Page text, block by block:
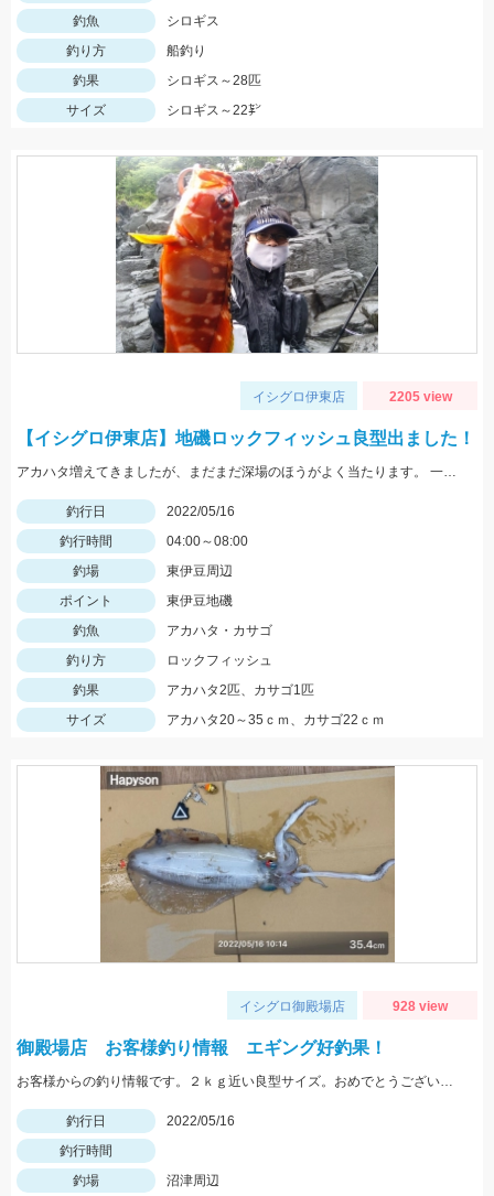
釣魚
シロギス
釣り方
船釣り
釣果
シロギス～28匹
サイズ
シロギス～22㌢
イシグロ伊東店 2205 view
【イシグロ伊東店】地磯ロックフィッシュ良型出ました！
アカハタ増えてきましたが、まだまだ深場のほうがよく当たります。 一誠ジャコバグ3.2インチのテキサスリグでヒット。
釣行日
2022/05/16
釣行時間
04:00～08:00
釣場
東伊豆周辺
ポイント
東伊豆地磯
釣魚
アカハタ・カサゴ
釣り方
ロックフィッシュ
釣果
アカハタ2匹、カサゴ1匹
サイズ
アカハタ20～35ｃｍ、カサゴ22ｃｍ
イシグロ御殿場店 928 view
御殿場店 お客様釣り情報 エギング好釣果！
お客様からの釣り情報です。２ｋｇ近い良型サイズ。おめでとうございます。
釣行日
2022/05/16
釣行時間
釣場
沼津周辺